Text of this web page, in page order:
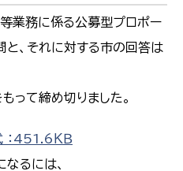
業務に係る公募型プロポー
、それに対する市の回答は
って締め切りました。
451.6ＫＢ
るには、